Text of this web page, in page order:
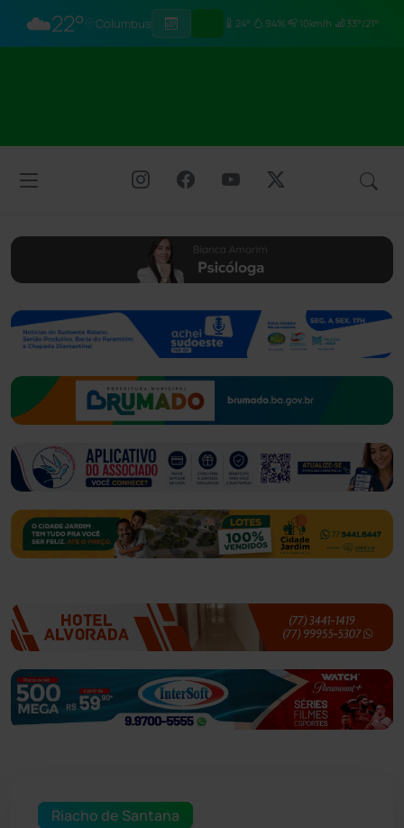
☁️22° Columbus 24° 94% 10km/h 33°/21°
Riacho de Santana